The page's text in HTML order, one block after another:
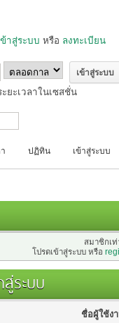
ข้าสู่ระบบ หรือ ลงทะเบียน
ยะเวลาในเซสชั่น
ปฏิทิน เข้าสู่ระบบ
สมาชิกเ
โปรดเข้าสู่ระบบ หรือ
สู่ระบบ
ชื่อผู้ใช้ง